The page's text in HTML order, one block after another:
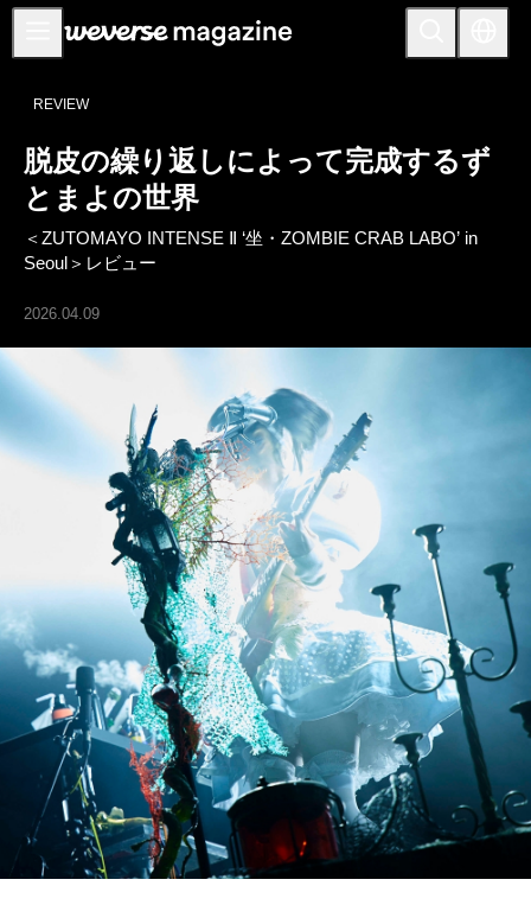
お知らせ
FEATURE
INTERVIEW
REVIEW
THE
INDUSTRY
NoW
LOGIN
REVIEW
脱皮の繰り返しによって完成するず
とまよの世界
＜ZUTOMAYO INTENSE Ⅱ ‘坐・ZOMBIE CRAB LABO’ in
Seoul＞レビュー
2026.04.09